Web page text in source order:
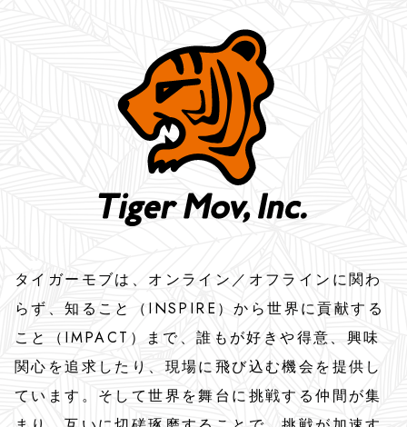
Supporters
タイモブマフィア（タイモブサポーター）
News
ニュース
メディア掲載情報
タイガーモブは、オンライン／オフラインに関わ
らず、知ること（INSPIRE）から世界に貢献する
こと（IMPACT）まで、誰もが好きや得意、興味
関心を追求したり、現場に飛び込む機会を提供し
ています。そして世界を舞台に挑戦する仲間が集